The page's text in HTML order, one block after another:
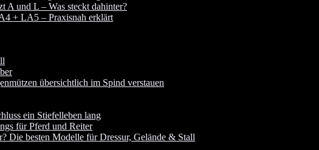
A und L – Was steckt dahinter?
+ LA5 – Praxisnah erklärt
übersichtlich im Spind verstauen
ein Stiefelleben lang
für Pferd und Reiter
Die besten Modelle für Dressur, Gelände & Stall